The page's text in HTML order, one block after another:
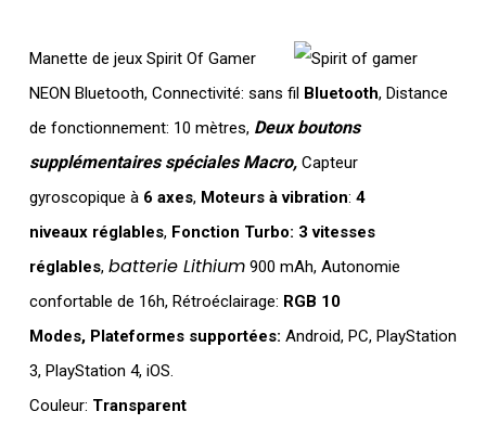
Manette de jeux Spirit Of Gamer
NEON Bluetooth, Connectivité: sans fil Bluetooth, Distance
de fonctionnement: 10 mètres, Deux boutons
supplémentairesspéciales Macro,Capteur
gyroscopique à6 axes, Moteurs à vibration: 4
niveaux réglables, Fonction Turbo: 3 vitesses
réglables, batterie Lithium900 mAh, Autonomie
confortable de 16h, Rétroéclairage: RGB 10
Modes, Plateformes supportées: Android, PC, PlayStation
3, PlayStation 4, iOS.
Couleur: Transparent